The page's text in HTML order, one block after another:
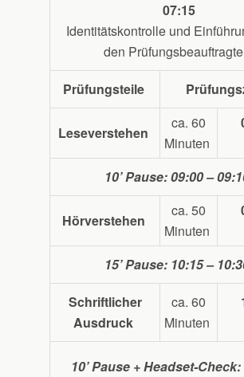
07:15
Identitätskontrolle und
den
Prüfungsteile
Leseverstehen
ca. 60
Minuten
10’ Pause:09:00 –
Hörverstehen
ca. 50
Minuten
15’ Pause: 10:15 –
Schriftlicher
Ausdruck
ca. 60
Minuten
10’ Pause + Headset-Check: